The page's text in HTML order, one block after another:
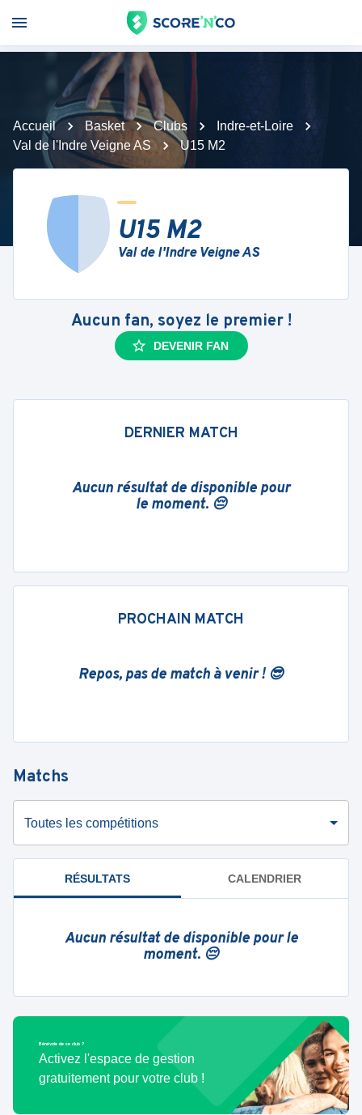
Accueil Basket Clubs
Indre-et-Loire
Val de l'Indre Veigne AS
U15 M2
U15 M2
Val de l'Indre Veigne AS
Aucun fan, soyez le premier !
DEVENIR FAN
DERNIER MATCH
Aucun résultat de disponible pour
le moment. 😔
PROCHAIN MATCH
Repos, pas de match à venir ! 😎
Matchs
Toutes les compétitions
RÉSULTATS CALENDRIER
Aucun résultat de disponible pour le
moment. 😔
Bénévole de ce club ?
Activez l'espace de gestion
gratuitement pour votre club !